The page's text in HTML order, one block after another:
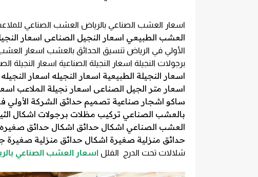
اسعار العشب الصناعي بالرياض العشب الصناعي
العشب الطبيعي اسعار النجيل الصناعى اسعار
الأولي في الرياض تنسيق الحدائق بالعشب اسعار
برجولات النجيلة اسعار النجيلة الصناعية اسعار النجيلة
اسعار النجيلة الطبيعية اسعار النجيله اسعار
اسعار متر الجيل الصناعى اسعار نجيلة الملاعب
ساكو اشجار صناعية تصميم حدائق الشركة الأولي
بالعشب الصناعي تركيب مظلات برجولات اشكال
العشب الصناعي اشكال حدائق اشكال حدائق
حدائق منزلية صغيرة اشكال حدائق منزلية صغيرة
شلالات تحت الدرج الفلل اسعار العشب الصناعي